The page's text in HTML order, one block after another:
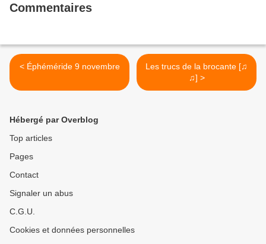
Commentaires
< Éphéméride 9 novembre
Les trucs de la brocante [♫
♫] >
Hébergé par Overblog
Top articles
Pages
Contact
Signaler un abus
C.G.U.
Cookies et données personnelles